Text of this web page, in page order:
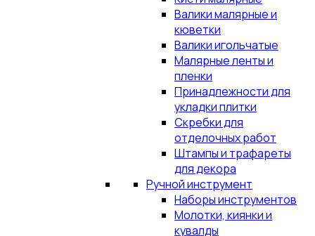
Валики малярные и
кюветки
Валики игольчатые
Малярные ленты и
пленки
Принадлежности для
укладки плитки
Скребки для
отделочных работ
Штампы и трафареты
для декора
Ручной инструмент
Наборы инструментов
Молотки, киянки и
кувалды